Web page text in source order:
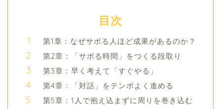
目次
第1章：なぜサボる人ほど成果があるのか？
第2章：「サボる時間」をつくる段取り
第3章：早く考えて「すぐやる」
第4章：「対話」をテンポよく進める
第5章：1人で抱え込まずに周りを巻き込む